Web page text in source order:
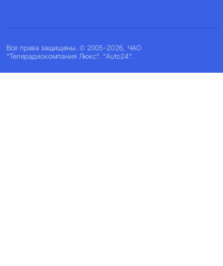
Все права защищены. © 2005-2026, ЧАО
"Телерадиокомпания Люкс". "Auto24".